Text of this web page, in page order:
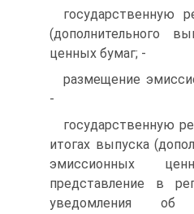
государственную
(дополнительного
ценных бумаг; -
размещение
-
государственную
итогах выпуска
эмиссионных
представление в
уведомления об